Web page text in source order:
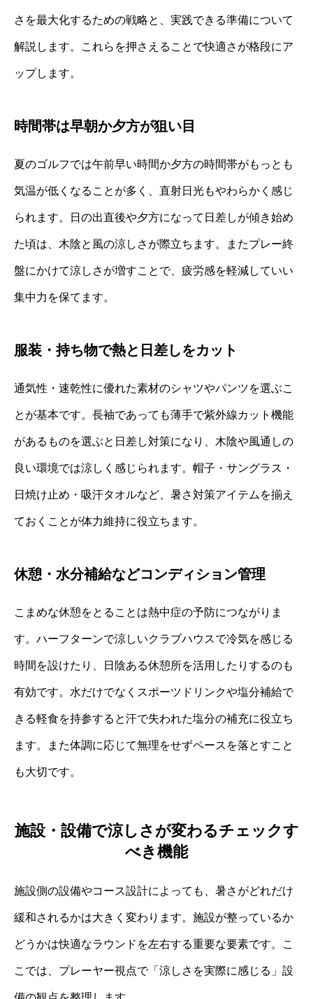
さを最大化するための戦略と、実践できる準備について
解説します。これらを押さえることで快適さが格段にア
ップします。
時間帯は早朝か夕方が狙い目
夏のゴルフでは午前早い時間か夕方の時間帯がもっとも
気温が低くなることが多く、直射日光もやわらかく感じ
られます。日の出直後や夕方になって日差しが傾き始め
た頃は、木陰と風の涼しさが際立ちます。またプレー終
盤にかけて涼しさが増すことで、疲労感を軽減していい
集中力を保てます。
服装・持ち物で熱と日差しをカット
通気性・速乾性に優れた素材のシャツやパンツを選ぶこ
とが基本です。長袖であっても薄手で紫外線カット機能
があるものを選ぶと日差し対策になり、木陰や風通しの
良い環境では涼しく感じられます。帽子・サングラス・
日焼け止め・吸汗タオルなど、暑さ対策アイテムを揃え
ておくことが体力維持に役立ちます。
休憩・水分補給などコンディション管理
こまめな休憩をとることは熱中症の予防につながりま
す。ハーフターンで涼しいクラブハウスで冷気を感じる
時間を設けたり、日陰ある休憩所を活用したりするのも
有効です。水だけでなくスポーツドリンクや塩分補給で
きる軽食を持参すると汗で失われた塩分の補充に役立ち
ます。また体調に応じて無理をせずペースを落とすこと
も大切です。
施設・設備で涼しさが変わるチェックす
べき機能
施設側の設備やコース設計によっても、暑さがどれだけ
緩和されるかは大きく変わります。施設が整っているか
どうかは快適なラウンドを左右する重要な要素です。こ
こでは、プレーヤー視点で「涼しさを実際に感じる」設